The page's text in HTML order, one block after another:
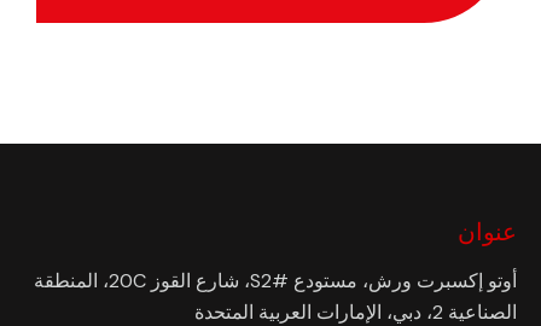
عنوان
أوتو إكسبرت ورش، مستودع #S2، شارع القوز 20C، المنطقة
الصناعية 2، دبي، الإمارات العربية المتحدة